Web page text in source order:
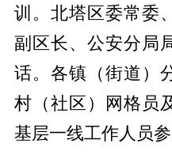
训。北塔区委常委
副区长、公安分局
话。各镇（街道）
村（社区）网格员
基层一线工作人员参